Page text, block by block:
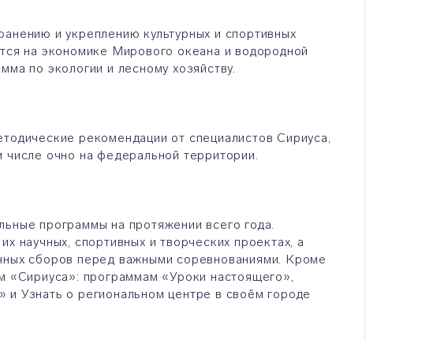
и укреплению культурных и спортивных
на экономике Мирового океана и водородной
по экологии и лесному хозяйству.
рекомендации от специалистов Сириуса,
очно на федеральной территории.
программы на протяжении всего года.
научных, спортивных и творческих проектах, а
сборов перед важными соревнованиями. Кроме
«Сириуса»: программам «Уроки настоящего»,
Узнать о региональном центре в своём городе